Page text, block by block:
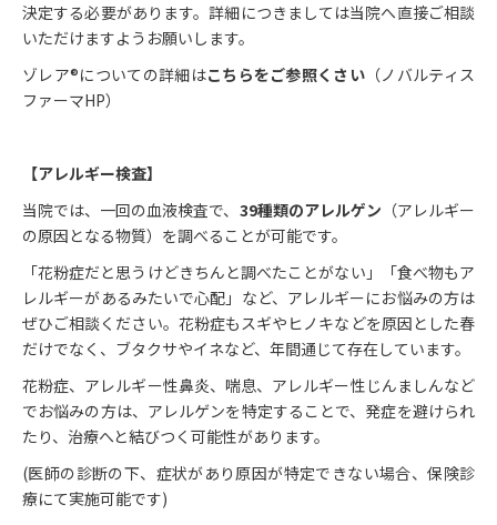
決定する必要があります。詳細につきましては当院へ直接ご相談
いただけますようお願いします。
ゾレア®についての詳細はこちらをご参照くさい （ノバルティス
ファーマHP）
【アレルギー検査】
当院では、一回の血液検査で、 39種類のアレルゲン （アレルギー
の原因となる物質）を調べることが可能です。
「花粉症だと思うけどきちんと調べたことがない」「食べ物もア
レルギーがあるみたいで心配」など、アレルギーにお悩みの方は
ぜひご相談ください。花粉症もスギやヒノキなどを原因とした春
だけでなく、ブタクサやイネなど、年間通じて存在しています。
花粉症、アレルギー性鼻炎、喘息、アレルギー性じんましんなど
でお悩みの方は、アレルゲンを特定することで、発症を避けられ
たり、治療へと結びつく可能性があります。
(医師の診断の下、症状があり原因が特定できない場合、保険診
療にて実施可能です)